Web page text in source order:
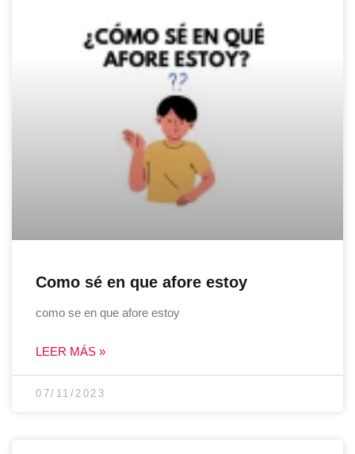
Como sé en que afore estoy
como se en que afore estoy
LEER MÁS »
07/11/2023